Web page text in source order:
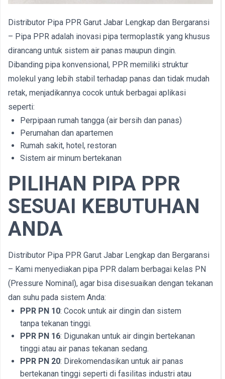
Distributor Pipa PPR Garut Jabar Lengkap dan Bergaransi
– Pipa PPR adalah inovasi pipa termoplastik yang khusus
dirancang untuk sistem air panas maupun dingin.
Dibanding pipa konvensional, PPR memiliki struktur
molekul yang lebih stabil terhadap panas dan tidak mudah
retak, menjadikannya cocok untuk berbagai aplikasi
seperti:
Perpipaan rumah tangga (air bersih dan panas)
Perumahan dan apartemen
Rumah sakit, hotel, restoran
Sistem air minum bertekanan
PILIHAN PIPA PPR
SESUAI KEBUTUHAN
ANDA
Distributor Pipa PPR Garut Jabar Lengkap dan Bergaransi
– Kami menyediakan pipa PPR dalam berbagai kelas PN
(Pressure Nominal), agar bisa disesuaikan dengan tekanan
dan suhu pada sistem Anda:
PPR PN 10: Cocok untuk air dingin dan sistem
tanpa tekanan tinggi.
PPR PN 16: Digunakan untuk air dingin bertekanan
tinggi atau air panas tekanan sedang.
PPR PN 20: Direkomendasikan untuk air panas
bertekanan tinggi seperti di fasilitas industri atau